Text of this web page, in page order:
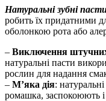
Натуральні зубні
робить їх придатними
оболонкою рота або
– Виключення штучних
натуральні пасти
рослин для надання
– М’яка дія:
ромашка, заспокоюють